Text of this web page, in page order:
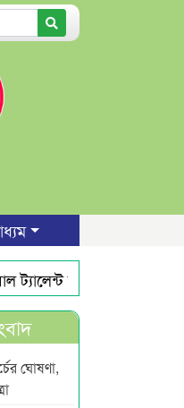
ট্যালেন্ট ভিসা : তিন বছরে
বাস চালুর দাবি
ঘোষণা,